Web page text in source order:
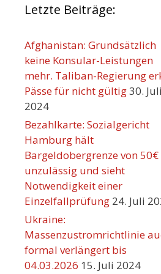
Letzte Beiträge:
Afghanistan: Grundsätzlich
keine Konsular-Leistungen
mehr. Taliban-Regierung
Pässe für nicht gültig30. Juli
2024
Bezahlkarte: Sozialgericht
Hamburg hält
Bargeldobergrenze von
unzulässig und sieht
Notwendigkeit einer
Einzelfallprüfung 24. Juli
Ukraine:
Massenzustromrichtlinie
formal verlängert bis
04.03.2026 15. Juli 2024